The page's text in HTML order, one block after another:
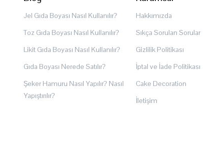
Jel Gıda Boyası Nasıl Kullanılır?
Toz Gıda Boyası Nasıl Kullanılır?
Likit Gıda Boyası Nasıl Kullanılır?
Gıda Boyası Nerede Satılır?
Şeker Hamuru Nasıl Yapılır? Nasıl
Yapıştırılır?
Hakkımızda
Sıkça Sorulan Sorular
Gizlilik Politikası
İptal ve İade Politikası
Cake Decoration
İletişim